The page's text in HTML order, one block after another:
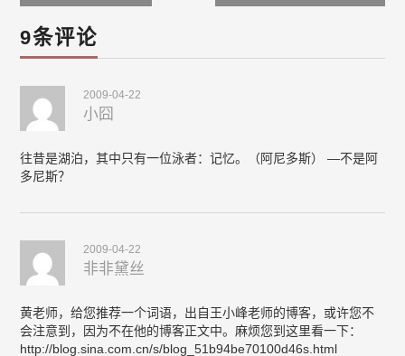
navigation
9条评论
2009-04-22
小囧
往昔是湖泊，其中只有一位泳者：记忆。（阿尼多斯） —不是阿
多尼斯？
2009-04-22
非非黛丝
黄老师，给您推荐一个词语，出自王小峰老师的博客，或许您不
会注意到，因为不在他的博客正文中。麻烦您到这里看一下：
http://blog.sina.com.cn/s/blog_51b94be70100d46s.html